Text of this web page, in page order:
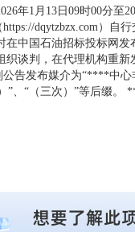
年1月13日09时00分
dqytzbzx.com）自
在中国石油招标投标网
织谈判，在代理机构重
告发布媒介为“****中
”、“（三次）”等后缀